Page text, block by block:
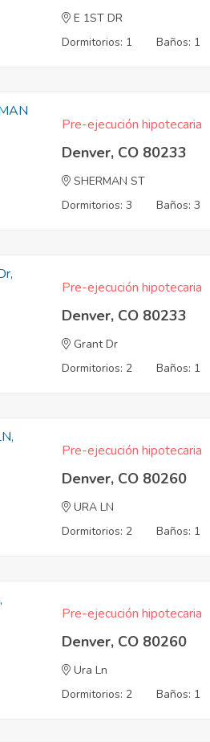
E 1ST DR
Dormitorios: 1
Baños: 1
Pre-ejecución hipotecaria
Denver, CO 80233
SHERMAN ST
Dormitorios: 3
Baños: 3
Pre-ejecución hipotecaria
Denver, CO 80233
Grant Dr
Dormitorios: 2
Baños: 1
Pre-ejecución hipotecaria
Denver, CO 80260
URA LN
Dormitorios: 2
Baños: 1
Pre-ejecución hipotecaria
Denver, CO 80260
Ura Ln
Dormitorios: 2
Baños: 1